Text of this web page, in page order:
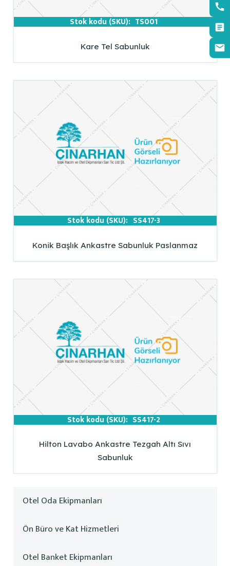
Stok kodu (SKU): TS001
Kare Tel Sabunluk
Stok kodu (SKU): SS417-3
Konik Başlık Ankastre Sabunluk Paslanmaz
Stok kodu (SKU): SS417-2
Hilton Lavabo Ankastre Tezgah Altı Sıvı
Sabunluk
Otel Oda Ekipmanları
Ön Büro ve Kat Hizmetleri
Otel Banket Ekipmanları